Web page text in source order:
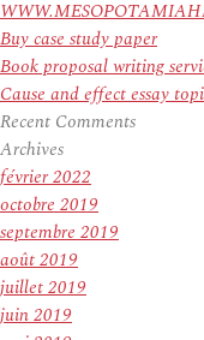
Buy case study paper
Book proposal writing
Cause and effect essay
Recent Comments
Archives
février 2022
octobre 2019
septembre 2019
août 2019
juillet 2019
juin 2019